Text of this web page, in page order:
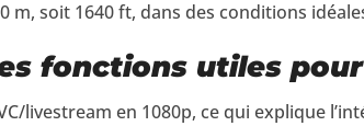
m, soit 1640 ft, dans des conditions
fonctions utiles
livestream en 1080p, ce qui explique